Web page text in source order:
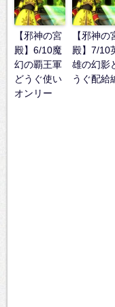
【邪神の宮
殿】6/10魔
幻の覇王軍
どうぐ使い
オンリー
【邪神の
殿】7/10
雄の幻影
うぐ配給